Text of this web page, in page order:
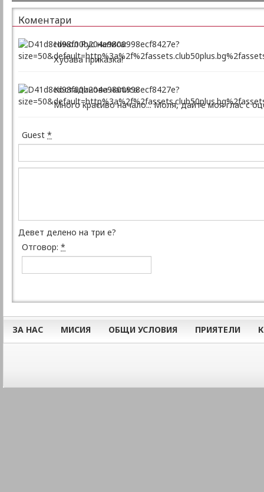
Коментари
Никол Рус написа:
Хубава приказка!
Костадинова написа:
Много красиво начало... Моля, дайте моя глас с
Guest *
Девет делено на три е?
Отговор: *
ЗА НАС МИСИЯ ОБЩИ УСЛОВИЯ ПРИЯТЕЛИ